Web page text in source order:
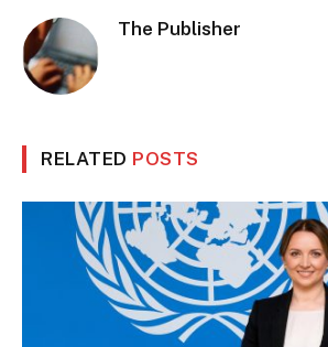
The Publisher
RELATED POSTS